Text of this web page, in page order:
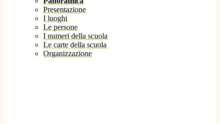
Presentazione
I luoghi
Le persone
I numeri della scuola
Le carte della scuola
Organizzazione